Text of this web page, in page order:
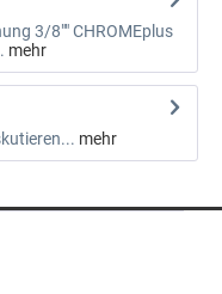
3/8"" CHROMEplus
mehr
mehr